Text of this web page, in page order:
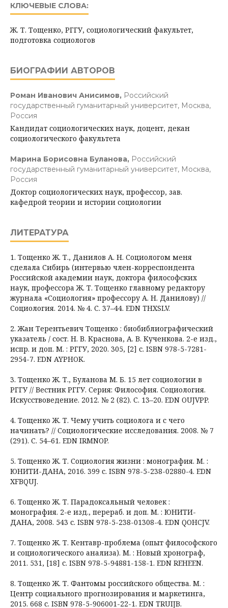
КЛЮЧЕВЫЕ СЛОВА:
Ж. Т. Тощенко, РГГУ, социологический факультет,
подготовка социологов
БИОГРАФИИ АВТОРОВ
Роман Иванович Анисимов, Российский
государственный гуманитарный университет, Москва,
Россия
Кандидат социологических наук, доцент, декан
социологического факультета
Марина Борисовна Буланова, Российский
государственный гуманитарный университет, Москва,
Россия
Доктор социологических наук, профессор, зав.
кафедрой теории и истории социологии
ЛИТЕРАТУРА
1. Тощенко Ж. Т., Данилов А. Н. Социологом меня
сделала Сибирь (интервью член-корреспондента
Российской академии наук, доктора философских
наук, профессора Ж. Т. Тощенко главному редактору
журнала «Социология» профессору А. Н. Данилову) //
Социология. 2014. № 4. С. 37–44. EDN THXSLV.
2. Жан Терентьевич Тощенко : биобиблиографический
указатель / сост. Н. В. Краснова, А. В. Кученкова. 2-е изд.,
испр. и доп. М. : РГГУ, 2020. 305, [2] с. ISBN 978-5-7281-
2954-7. EDN AYPHOK.
3. Тощенко Ж. Т., Буланова М. Б. 15 лет социологии в
РГГУ // Вестник РГГУ. Серия: Философия. Социология.
Искусствоведение. 2012. № 2 (82). С. 13–20. EDN OUJVPP.
4. Тощенко Ж. Т. Чему учить социолога и с чего
начинать? // Социологические исследования. 2008. № 7
(291). С. 54–61. EDN IRMNOP.
5. Тощенко Ж. Т. Социология жизни : монография. М. :
ЮНИТИ-ДАНА, 2016. 399 с. ISBN 978-5-238-02880-4. EDN
XFBQUJ.
6. Тощенко Ж. Т. Парадоксальный человек :
монография. 2-е изд., перераб. и доп. М. : ЮНИТИ-
ДАНА, 2008. 543 с. ISBN 978-5-238-01308-4. EDN QOHCJV.
7. Тощенко Ж. Т. Кентавр-проблема (опыт философского
и социологического анализа). М. : Новый хронограф,
2011. 531, [18] с. ISBN 978-5-94881-158-1. EDN REHEEN.
8. Тощенко Ж. Т. Фантомы российского общества. М. :
Центр социального прогнозирования и маркетинга,
2015. 668 с. ISBN 978-5-906001-22-1. EDN TRUIJB.